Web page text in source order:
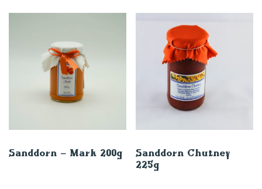
Sanddorn – Mark 200g
Sanddorn Chutney
225g